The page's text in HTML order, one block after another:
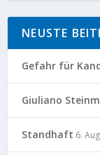
NEUSTE
Gefahr für
Giuliano
Standhaft 6.